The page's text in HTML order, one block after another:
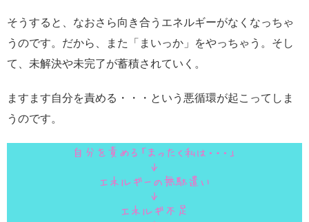
そうすると、なおさら向き合うエネルギーがなくなっちゃ
うのです。だから、また「まいっか」をやっちゃう。そし
て、未解決や未完了が蓄積されていく。
ますます自分を責める・・・という悪循環が起こってしま
うのです。